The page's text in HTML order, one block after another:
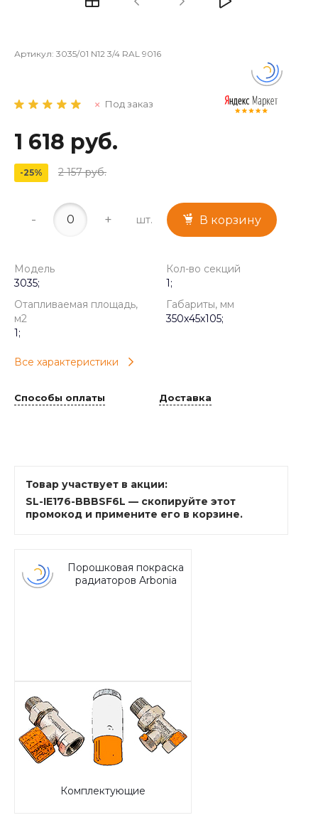
Артикул: 3035/01 N12 3/4 RAL 9016
Под заказ
1 618 руб.
-25% 2 157 руб.
- + шт. В корзину
Модель
3035;
Кол-во секций
1;
Отапливаемая площадь,
м2
1;
Габариты, мм
350x45x105;
Все характеристики
Способы оплаты Доставка
Товар участвует в акции:
SL-IE176-BBBSF6L — скопируйте этот
промокод и примените его в корзине.
Порошковая покраска
радиаторов Arbonia
Комплектующие